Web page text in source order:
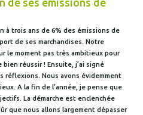
de ses émissions de
à trois ans de 6% des émissions de
de ses marchandises. Notre
le moment pas très ambitieux pour
bien réussir ! Ensuite, j’ai signé
réflexions. Nous avons évidemment
A la fin de l’année, je pense que
La démarche est enclenchée
que nous allons largement dépasser